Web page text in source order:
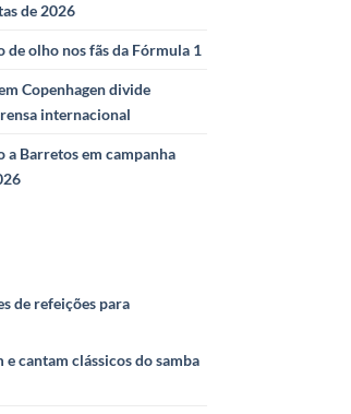
de 2026
de olho nos fãs da Fórmula 1
Copenhagen divide
internacional
a Barretos em campanha
de refeições para
cantam clássicos do samba